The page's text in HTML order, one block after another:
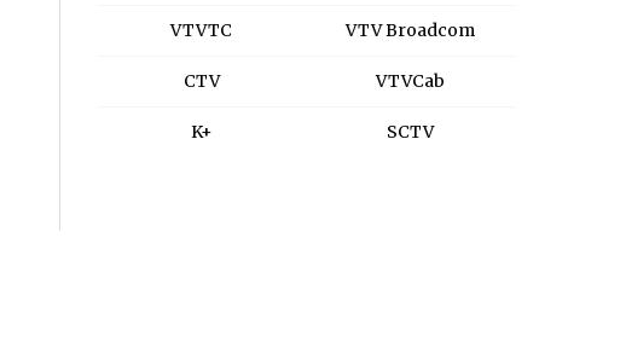
VTVTC
CTV
K+
VTV Broadcom
VTVCab
SCTV